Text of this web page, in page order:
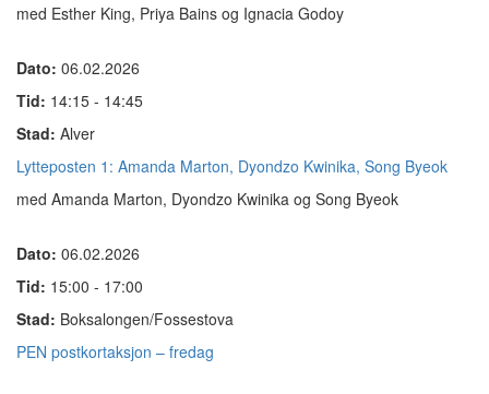
med Esther King, Priya Bains og Ignacia Godoy
Dato: 06.02.2026
Tid: 14:15 - 14:45
Stad: Alver
Lytteposten 1: Amanda Marton, Dyondzo Kwinika, Song Byeok
med Amanda Marton, Dyondzo Kwinika og Song Byeok
Dato: 06.02.2026
Tid: 15:00 - 17:00
Stad: Boksalongen/Fossestova
PEN postkortaksjon – fredag